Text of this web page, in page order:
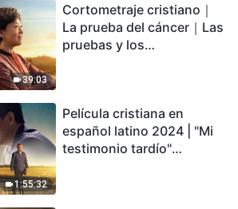
encontrarás refugio?
39:03
Cortometraje cristiano｜
La prueba del cáncer｜Las
pruebas y los
1:55:32
Película cristiana en
español latino 2024 | "Mi
testimonio tardío"